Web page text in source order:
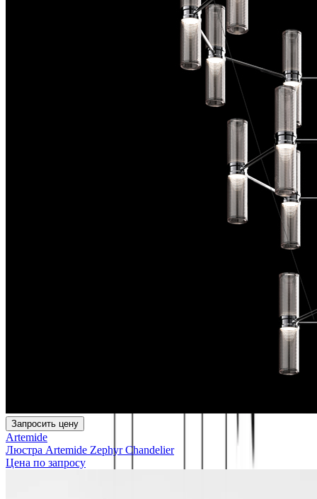
Запросить цену
Artemide
Люстра Artemide Zephyr Chandelier
Цена по запросу